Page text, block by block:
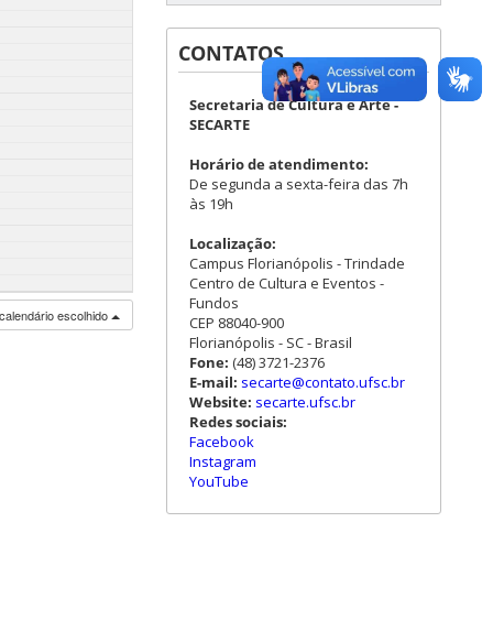
escolhido
CONTATOS
Secretaria de Cultura e Arte -
SECARTE
Horário de atendimento:
De segunda a sexta-feira das 7h
às 19h
Localização:
Campus Florianópolis - Trindade
Centro de Cultura e Eventos -
Fundos
CEP 88040-900
Florianópolis - SC - Brasil
Fone: (48) 3721-2376
E-mail: secarte@contato.ufsc.br
Website: secarte.ufsc.br
Redes sociais:
Facebook
Instagram
YouTube